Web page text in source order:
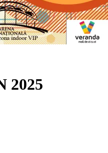
2025